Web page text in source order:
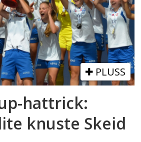
PLUSS
hattrick:
knuste Skeid